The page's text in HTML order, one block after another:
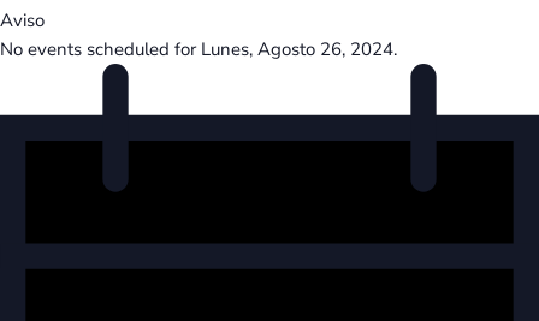
Aviso
No events scheduled for Lunes, Agosto 26, 2024.